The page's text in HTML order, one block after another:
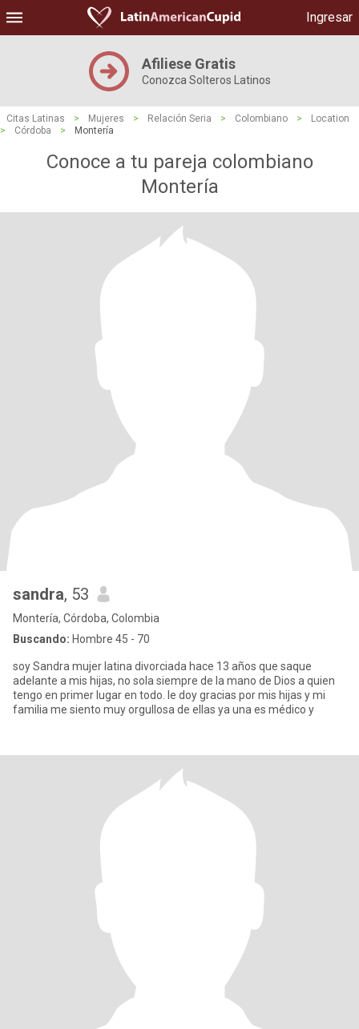
Ingresar
Afiliese Gratis
Conozca Solteros Latinos
Citas Latinas > Mujeres > Relación Seria > Colombiano >
Location
>
Córdoba > Montería
Conoce a tu pareja colombiano
Montería
sandra, 53
Montería, Córdoba, Colombia
Buscando: Hombre 45 - 70
soy Sandra mujer latina divorciada hace 13 años que saque
adelante a mis hijas, no sola siempre de la mano de Dios a quien
tengo en primer lugar en todo. le doy gracias por mis hijas y mi
familia me siento muy orgullosa de ellas ya una es médico y